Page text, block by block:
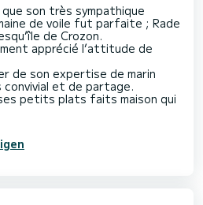
son très sympathique
de voile fut parfaite ; Rade
de Crozon.
apprécié l’attitude de
de son expertise de marin
et de partage.
petits plats faits maison qui